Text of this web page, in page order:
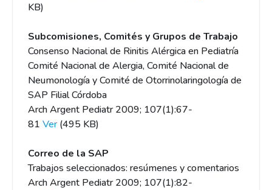
KB)
Subcomisiones, Comités y Grupos de Trabajo
Consenso Nacional de Rinitis Alérgica en Pediatría
Comité Nacional de Alergia, Comité Nacional de
Neumonología y Comité de Otorrinolaringología de
SAP Filial Córdoba
Arch Argent Pediatr 2009; 107(1):67-
81 Ver(495 KB)
Correo de la SAP
Trabajos seleccionados: resúmenes y comentarios
Arch Argent Pediatr 2009; 107(1):82-